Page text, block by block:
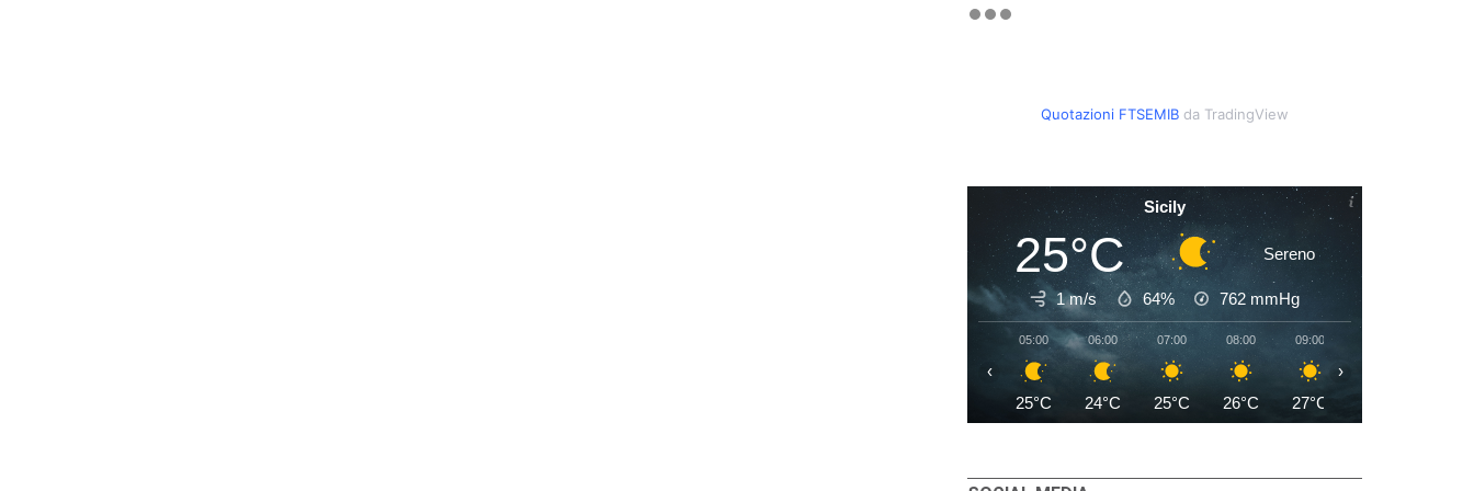
Quotazioni FTSEMIB da TradingView
Sicily
25°C Sereno
1 m/s 64% 762mmHg
05:00
25°C
06:00
24°C
07:00
25°C
08:00
26°C
09:00
27°C
‹ ›